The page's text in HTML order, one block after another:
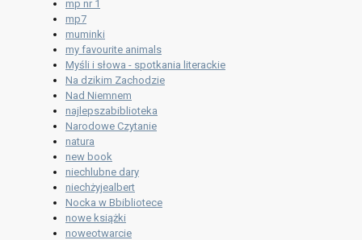
mp nr 1
mp7
muminki
my favourite animals
Myśli i słowa - spotkania literackie
Na dzikim Zachodzie
Nad Niemnem
najlepszabiblioteka
Narodowe Czytanie
natura
new book
niechlubne dary
niechżyjealbert
Nocka w Bbibliotece
nowe książki
noweotwarcie